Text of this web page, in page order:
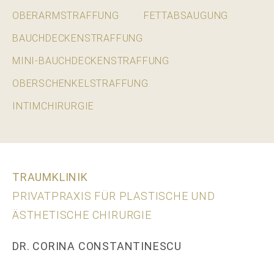
OBERARMSTRAFFUNG
FETTABSAUGUNG
BAUCHDECKENSTRAFFUNG
MINI-BAUCHDECKENSTRAFFUNG
OBERSCHENKELSTRAFFUNG
INTIMCHIRURGIE
TRAUMKLINIK
PRIVATPRAXIS FÜR PLASTISCHE UND
ÄSTHETISCHE CHIRURGIE
DR. CORINA CONSTANTINESCU